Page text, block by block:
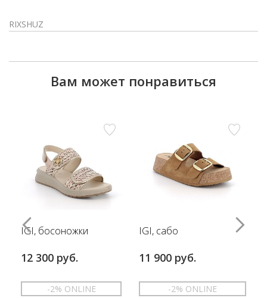
RIXSHUZ
Вам может понравиться
IGI, босоножки
12 300 руб.
-2% ONLINE
IGI, сабо
11 900 руб.
-2% ONLINE